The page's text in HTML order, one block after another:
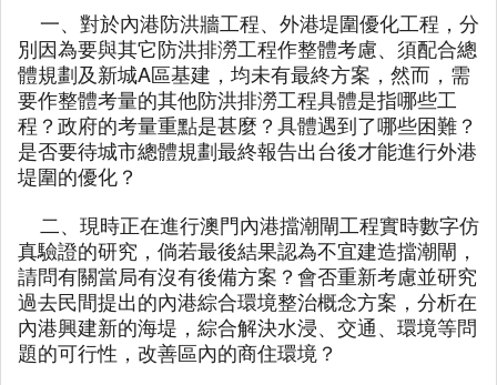
一、對於內港防洪牆工程、外港堤圍優化工程，分
別因為要與其它防洪排澇工程作整體考慮、須配合總
體規劃及新城A區基建，均未有最終方案，然而，需
要作整體考量的其他防洪排澇工程具體是指哪些工
程？政府的考量重點是甚麼？具體遇到了哪些困難？
是否要待城市總體規劃最終報告出台後才能進行外港
堤圍的優化？
二、現時正在進行澳門內港擋潮閘工程實時數字仿
真驗證的研究，倘若最後結果認為不宜建造擋潮閘，
請問有關當局有沒有後備方案？會否重新考慮並研究
過去民間提出的內港綜合環境整治概念方案，分析在
內港興建新的海堤，綜合解決水浸、交通、環境等問
題的可行性，改善區內的商住環境？